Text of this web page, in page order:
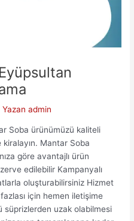
Yazan admin
Soba ürünümüzü kaliteli
kiralayın. Mantar Soba
göre avantajlı ürün
edilebilir Kampanyalı
oluşturabilirsiniz Hizmet
için hemen iletişime
süprizlerden uzak olabilmesi